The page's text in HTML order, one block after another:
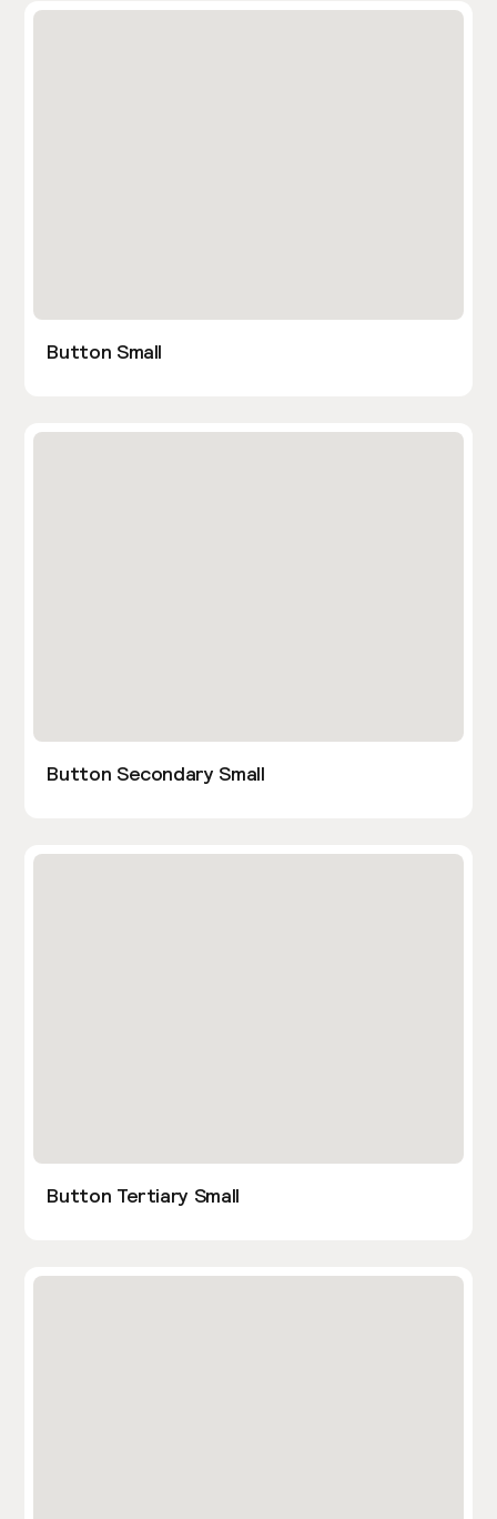
Button Small
Button Secondary Small
Button Tertiary Small